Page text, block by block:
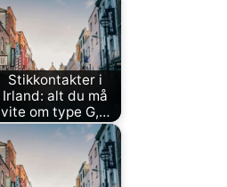
Stikkontakter i
Irland: alt du må
vite om type G,…